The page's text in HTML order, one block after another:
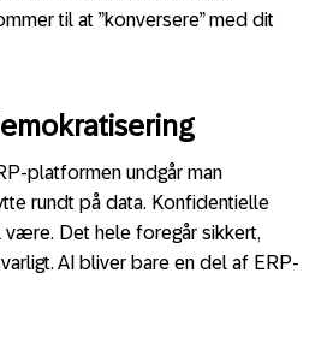
til at ”konversere” med dit
platformen undgår man
rundt på data. Konfidentielle
være. Det hele foregår sikkert,
AI bliver bare en del af ERP-